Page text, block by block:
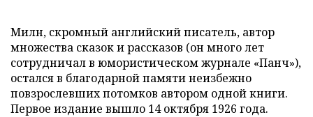
Милн, скромный английский писатель, автор
множества сказок и рассказов (он много лет
сотрудничал в юмористическом журнале «Панч»),
остался в благодарной памяти неизбежно
повзрослевших потомков автором одной книги.
Первое издание вышло 14 октября 1926 года.